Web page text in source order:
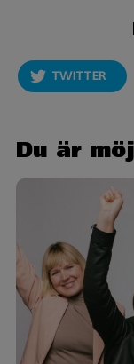
TWITTER
Du är